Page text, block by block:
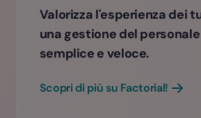
Valorizza l'esperienza dei
una gestione del
semplice e veloce.
Scopri di più su Factorial!